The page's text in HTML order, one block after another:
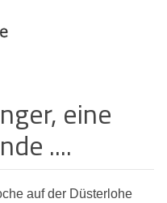
eine
....
auf der Düsterlohe